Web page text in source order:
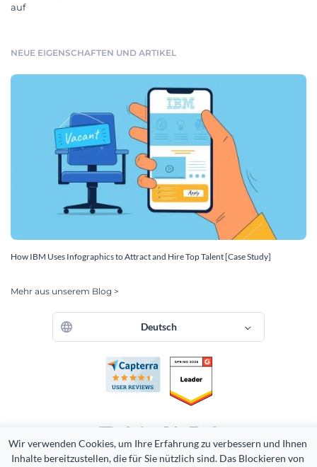
Wir verwenden Cookies, um Ihre Erfahrung zu verbessern und Ihnen
Inhalte bereitzustellen, die für Sie nützlich sind. Das Blockieren von
auf
NEUE EIGENSCHAFTEN UND ARTIKEL
How IBM Uses Infographics to Attract and Hire Top Talent [Case Study]
Mehr aus unserem Blog >
Deutsch
Copyright 2026 Easy WebContent, LLC. (DBA Visme). Alle Rechte